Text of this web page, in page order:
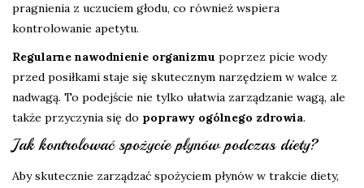
pragnienia z uczuciem głodu, co również wspiera
kontrolowanie apetytu.
Regularne nawodnienie organizmu poprzez picie wody
przed posiłkami staje się skutecznym narzędziem w walce z
nadwagą. To podejście nie tylko ułatwia zarządzanie wagą, ale
także przyczynia się do poprawy ogólnego zdrowia.
Jak kontrolować spożycie płynów podczas diety?
Aby skutecznie zarządzać spożyciem płynów w trakcie diety,